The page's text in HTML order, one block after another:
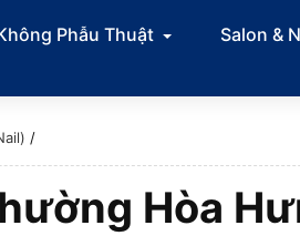
Phẫu Thuật Salon &
/
Hòa